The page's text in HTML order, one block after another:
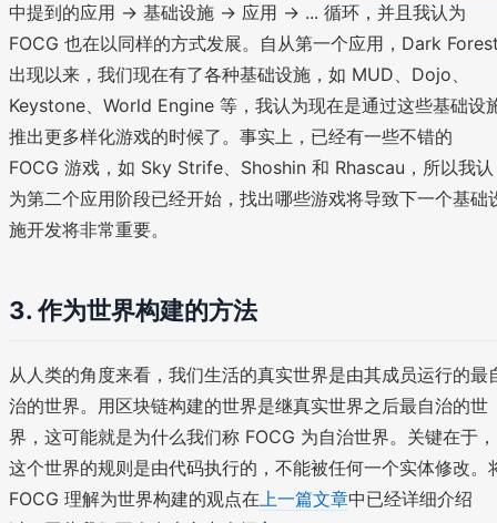
中提到的应用 → 基础设施 → 应用 → ... 循环，并且我认为
FOCG 也在以同样的方式发展。自从第一个应用，Dark
出现以来，我们现在有了各种基础设施，如 MUD、Dojo、
Keystone、World Engine 等，我认为现在是通过这些基础设
推出更多样化游戏的时候了。事实上，已经有一些不错的
FOCG 游戏，如 Sky Strife、Shoshin 和 Rhascau，所以我认
为第二个应用阶段已经开始，找出哪些游戏将导致下一个基础
施开发将非常重要。
3.作为世界构建的方法
从人类的角度来看，我们生活的真实世界是由其成员运行的最
治的世界。用区块链构建的世界是继真实世界之后最自治的世
界，这可能就是为什么我们称 FOCG 为自治世界。关键在于，
这个世界的规则是由代码执行的，不能被任何一个实体修改。
FOCG 理解为世界构建的观点在上一篇文章中已经详细介绍